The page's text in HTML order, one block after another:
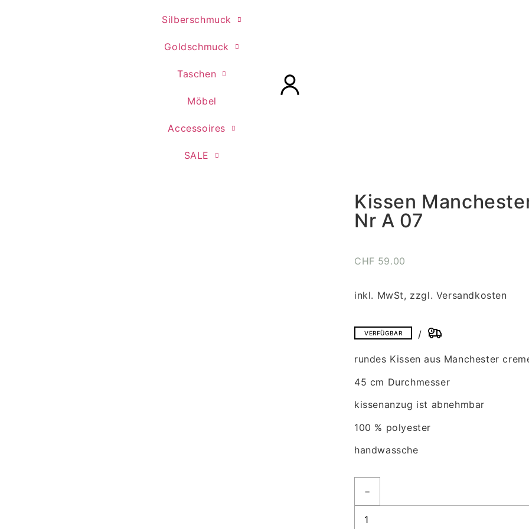
Silberschmuck
Goldschmuck
Taschen
Möbel
Accessoires
SALE
Kissen
Nr A 07
CHF 59.00
inkl. MwSt, zzgl. Versandkosten
VERFÜGBAR
rundes Kissen aus Manchester
45 cm Durchmesser
kissenanzug ist abnehmbar
100 % polyester
handwassche